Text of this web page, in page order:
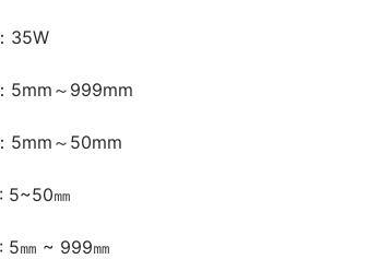
35W
：5mm～999mm
：5mm～50mm
5~50㎜
5㎜ ~ 999㎜